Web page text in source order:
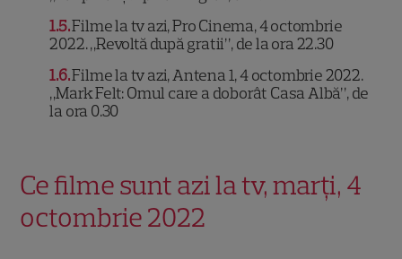
1.5Filme la tv azi, Pro Cinema, 4 octombrie
2022. „Revoltă după gratii”, de la ora 22.30
1.6Filme la tv azi, Antena 1, 4 octombrie 2022.
„Mark Felt: Omul care a doborât Casa Albă”, de
la ora 0.30
Ce filme sunt azi la tv, marți, 4
octombrie 2022